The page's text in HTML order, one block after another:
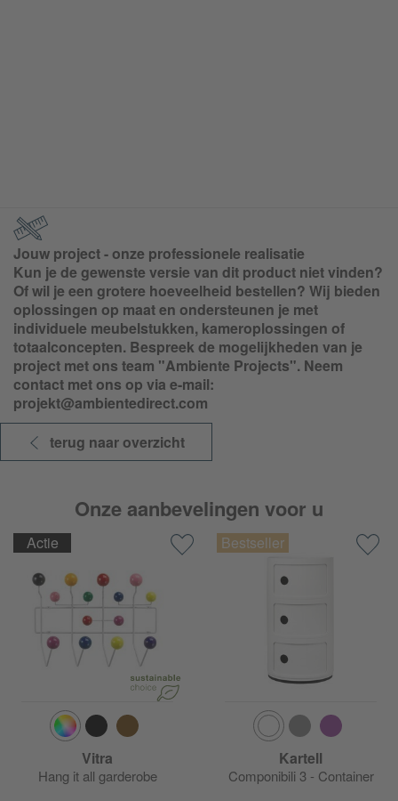
Jouw project - onze professionele realisatie
Kun je de gewenste versie van dit product niet vinden?
Of wil je een grotere hoeveelheid bestellen? Wij bieden
oplossingen op maat en ondersteunen je met
individuele meubelstukken, kameroplossingen of
totaalconcepten. Bespreek de mogelijkheden van je
project met ons team "Ambiente Projects". Neem
contact met ons op via e-mail:
projekt@ambientedirect.com
terug naar overzicht
Onze aanbevelingen voor u
Actie
Vitra
Hang it all garderobe
Kartell
Componibili 3 - Container